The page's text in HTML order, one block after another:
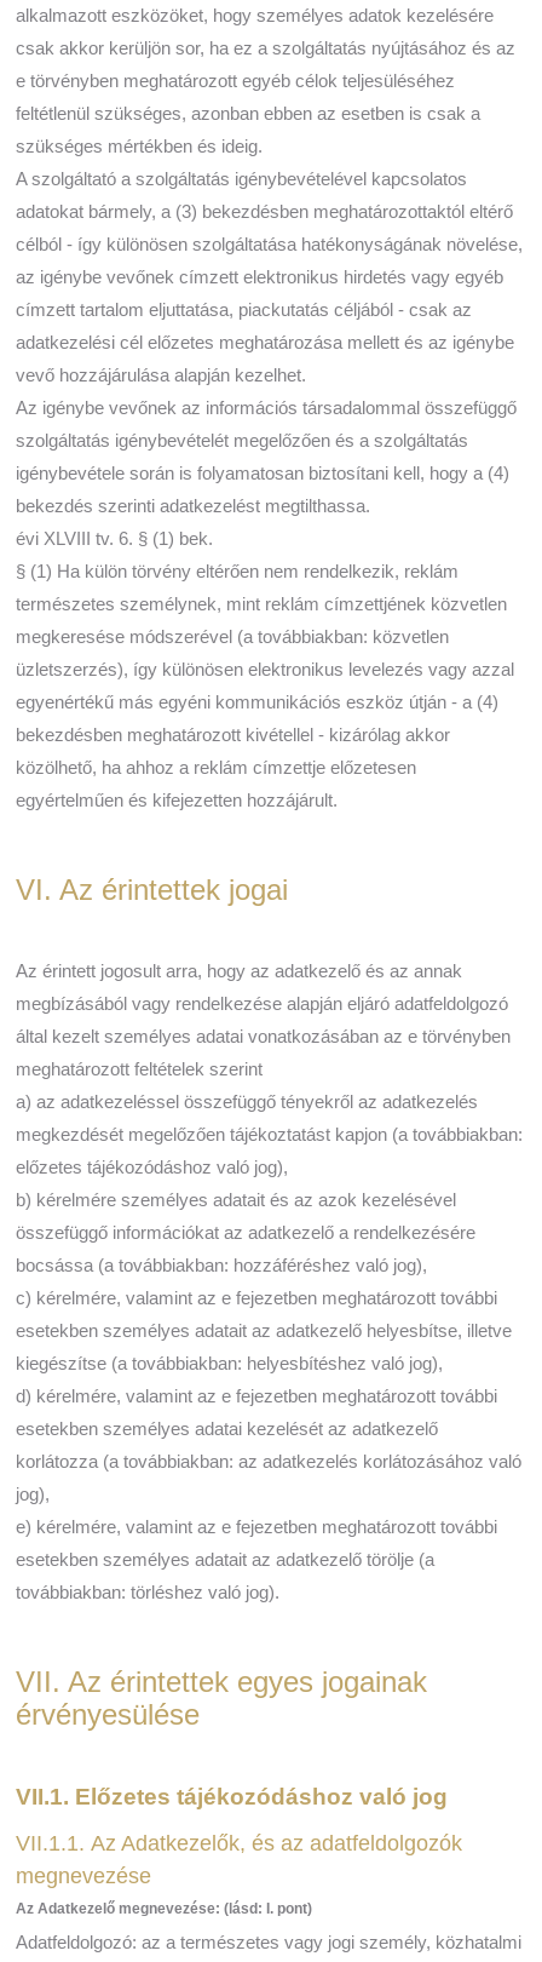
alkalmazott eszközöket, hogy személyes adatok kezelésére
csak akkor kerüljön sor, ha ez a szolgáltatás nyújtásához és az
e törvényben meghatározott egyéb célok teljesüléséhez
feltétlenül szükséges, azonban ebben az esetben is csak a
szükséges mértékben és ideig.
A szolgáltató a szolgáltatás igénybevételével kapcsolatos
adatokat bármely, a (3) bekezdésben meghatározottaktól eltérő
célból - így különösen szolgáltatása hatékonyságának növelése,
az igénybe vevőnek címzett elektronikus hirdetés vagy egyéb
címzett tartalom eljuttatása, piackutatás céljából - csak az
adatkezelési cél előzetes meghatározása mellett és az igénybe
vevő hozzájárulása alapján kezelhet.
Az igénybe vevőnek az információs társadalommal összefüggő
szolgáltatás igénybevételét megelőzően és a szolgáltatás
igénybevétele során is folyamatosan biztosítani kell, hogy a (4)
bekezdés szerinti adatkezelést megtilthassa.
évi XLVIII tv. 6. § (1) bek.
§ (1) Ha külön törvény eltérően nem rendelkezik, reklám
természetes személynek, mint reklám címzettjének közvetlen
megkeresése módszerével (a továbbiakban: közvetlen
üzletszerzés), így különösen elektronikus levelezés vagy azzal
egyenértékű más egyéni kommunikációs eszköz útján - a (4)
bekezdésben meghatározott kivétellel - kizárólag akkor
közölhető, ha ahhoz a reklám címzettje előzetesen
egyértelműen és kifejezetten hozzájárult.
VI. Az érintettek jogai
Az érintett jogosult arra, hogy az adatkezelő és az annak
megbízásából vagy rendelkezése alapján eljáró adatfeldolgozó
által kezelt személyes adatai vonatkozásában az e törvényben
meghatározott feltételek szerint
a) az adatkezeléssel összefüggő tényekről az adatkezelés
megkezdését megelőzően tájékoztatást kapjon (a továbbiakban:
előzetes tájékozódáshoz való jog),
b) kérelmére személyes adatait és az azok kezelésével
összefüggő információkat az adatkezelő a rendelkezésére
bocsássa (a továbbiakban: hozzáféréshez való jog),
c) kérelmére, valamint az e fejezetben meghatározott további
esetekben személyes adatait az adatkezelő helyesbítse, illetve
kiegészítse (a továbbiakban: helyesbítéshez való jog),
d) kérelmére, valamint az e fejezetben meghatározott további
esetekben személyes adatai kezelését az adatkezelő
korlátozza (a továbbiakban: az adatkezelés korlátozásához való
jog),
e) kérelmére, valamint az e fejezetben meghatározott további
esetekben személyes adatait az adatkezelő törölje (a
továbbiakban: törléshez való jog).
VII. Az érintettek egyes jogainak
érvényesülése
VII.1. Előzetes tájékozódáshoz való jog
VII.1.1. Az Adatkezelők, és az adatfeldolgozók
megnevezése
Az Adatkezelő megnevezése: (lásd: I. pont)
Adatfeldolgozó: az a természetes vagy jogi személy, közhatalmi